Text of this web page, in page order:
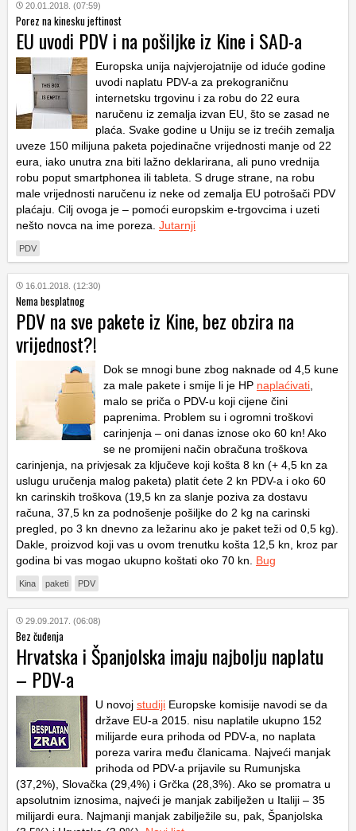
20.01.2018. (07:59)
Porez na kinesku jeftinost
EU uvodi PDV i na pošiljke iz Kine i SAD-a
Europska unija najvjerojatnije od iduće godine
uvodi naplatu PDV-a za prekograničnu
internetsku trgovinu i za robu do 22 eura
naručenu iz zemalja izvan EU, što se zasad ne
plaća. Svake godine u Uniju se iz trećih zemalja
uveze 150 milijuna paketa pojedinačne vrijednosti manje od 22
eura, iako unutra zna biti lažno deklarirana, ali puno vrednija
robu poput smartphonea ili tableta. S druge strane, na robu
male vrijednosti naručenu iz neke od zemalja EU potrošači PDV
plaćaju. Cilj ovoga je – pomoći europskim e-trgovcima i uzeti
nešto novca na ime poreza. Jutarnji
PDV
16.01.2018. (12:30)
Nema besplatnog
PDV na sve pakete iz Kine, bez obzira na
vrijednost?!
Dok se mnogi bune zbog naknade od 4,5 kune
za male pakete i smije li je HP naplaćivati,
malo se priča o PDV-u koji cijene čini
paprenima. Problem su i ogromni troškovi
carinjenja – oni danas iznose oko 60 kn! Ako
se ne promijeni način obračuna troškova
carinjenja, na privjesak za ključeve koji košta 8 kn (+ 4,5 kn za
uslugu uručenja malog paketa) platit ćete 2 kn PDV-a i oko 60
kn carinskih troškova (19,5 kn za slanje poziva za dostavu
računa, 37,5 kn za podnošenje pošiljke do 2 kg na carinski
pregled, po 3 kn dnevno za ležarinu ako je paket teži od 0,5 kg).
Dakle, proizvod koji vas u ovom trenutku košta 12,5 kn, kroz par
godina bi vas mogao ukupno koštati oko 70 kn. Bug
Kina paketi PDV
29.09.2017. (06:08)
Bez čuđenja
Hrvatska i Španjolska imaju najbolju naplatu
– PDV-a
U novoj studiji Europske komisije navodi se da
države EU-a 2015. nisu naplatile ukupno 152
milijarde eura prihoda od PDV-a, no naplata
poreza varira među članicama. Najveći manjak
prihoda od PDV-a prijavile su Rumunjska
(37,2%), Slovačka (29,4%) i Grčka (28,3%). Ako se promatra u
apsolutnim iznosima, najveći je manjak zabilježen u Italiji – 35
milijardi eura. Najmanji manjak zabilježile su, pak, Španjolska